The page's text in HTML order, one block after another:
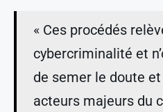
« Ces procédés
cybercriminalité et
de semer le doute
acteurs majeurs du